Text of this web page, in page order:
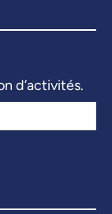
d’activités.